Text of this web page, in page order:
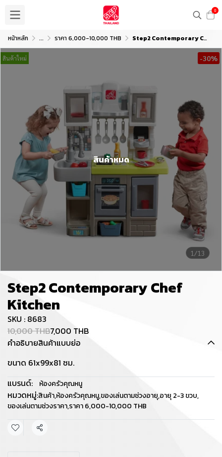
0
หน้าหลัก ... ราคา 6,000-10,000 THB Step2 Contemporary Chef Kitchen
1/13
สินค้าใหม่ -30%
สินค้าหมด
Step2 Contemporary Chef
Kitchen
SKU : 8683
10,000 THB7,000 THB
คำอธิบายสินค้าแบบย่อ
ขนาด 61x99x81 ซม.
แบรนด์:
ห้องครัวคุณหนู
หมวดหมู่:สินค้า,ห้องครัวคุณหนู,ของเล่นตามช่วงอายุ,อายุ 2-3 ขวบ,
ของเล่นตามช่วงราคา,ราคา 6,000-10,000 THB
แชร์